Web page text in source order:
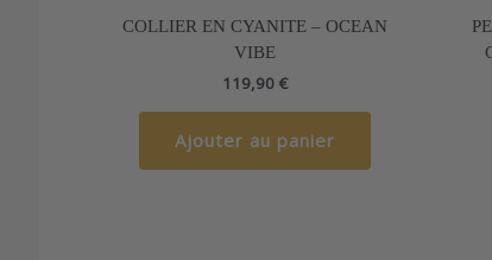
COLLIER EN CYANITE – OCEAN
VIBE
119,90 €
Ajouter au panier